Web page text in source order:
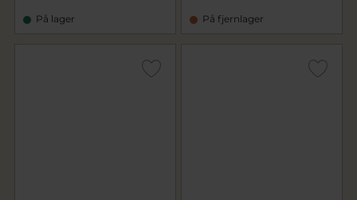
På lager På fjernlager